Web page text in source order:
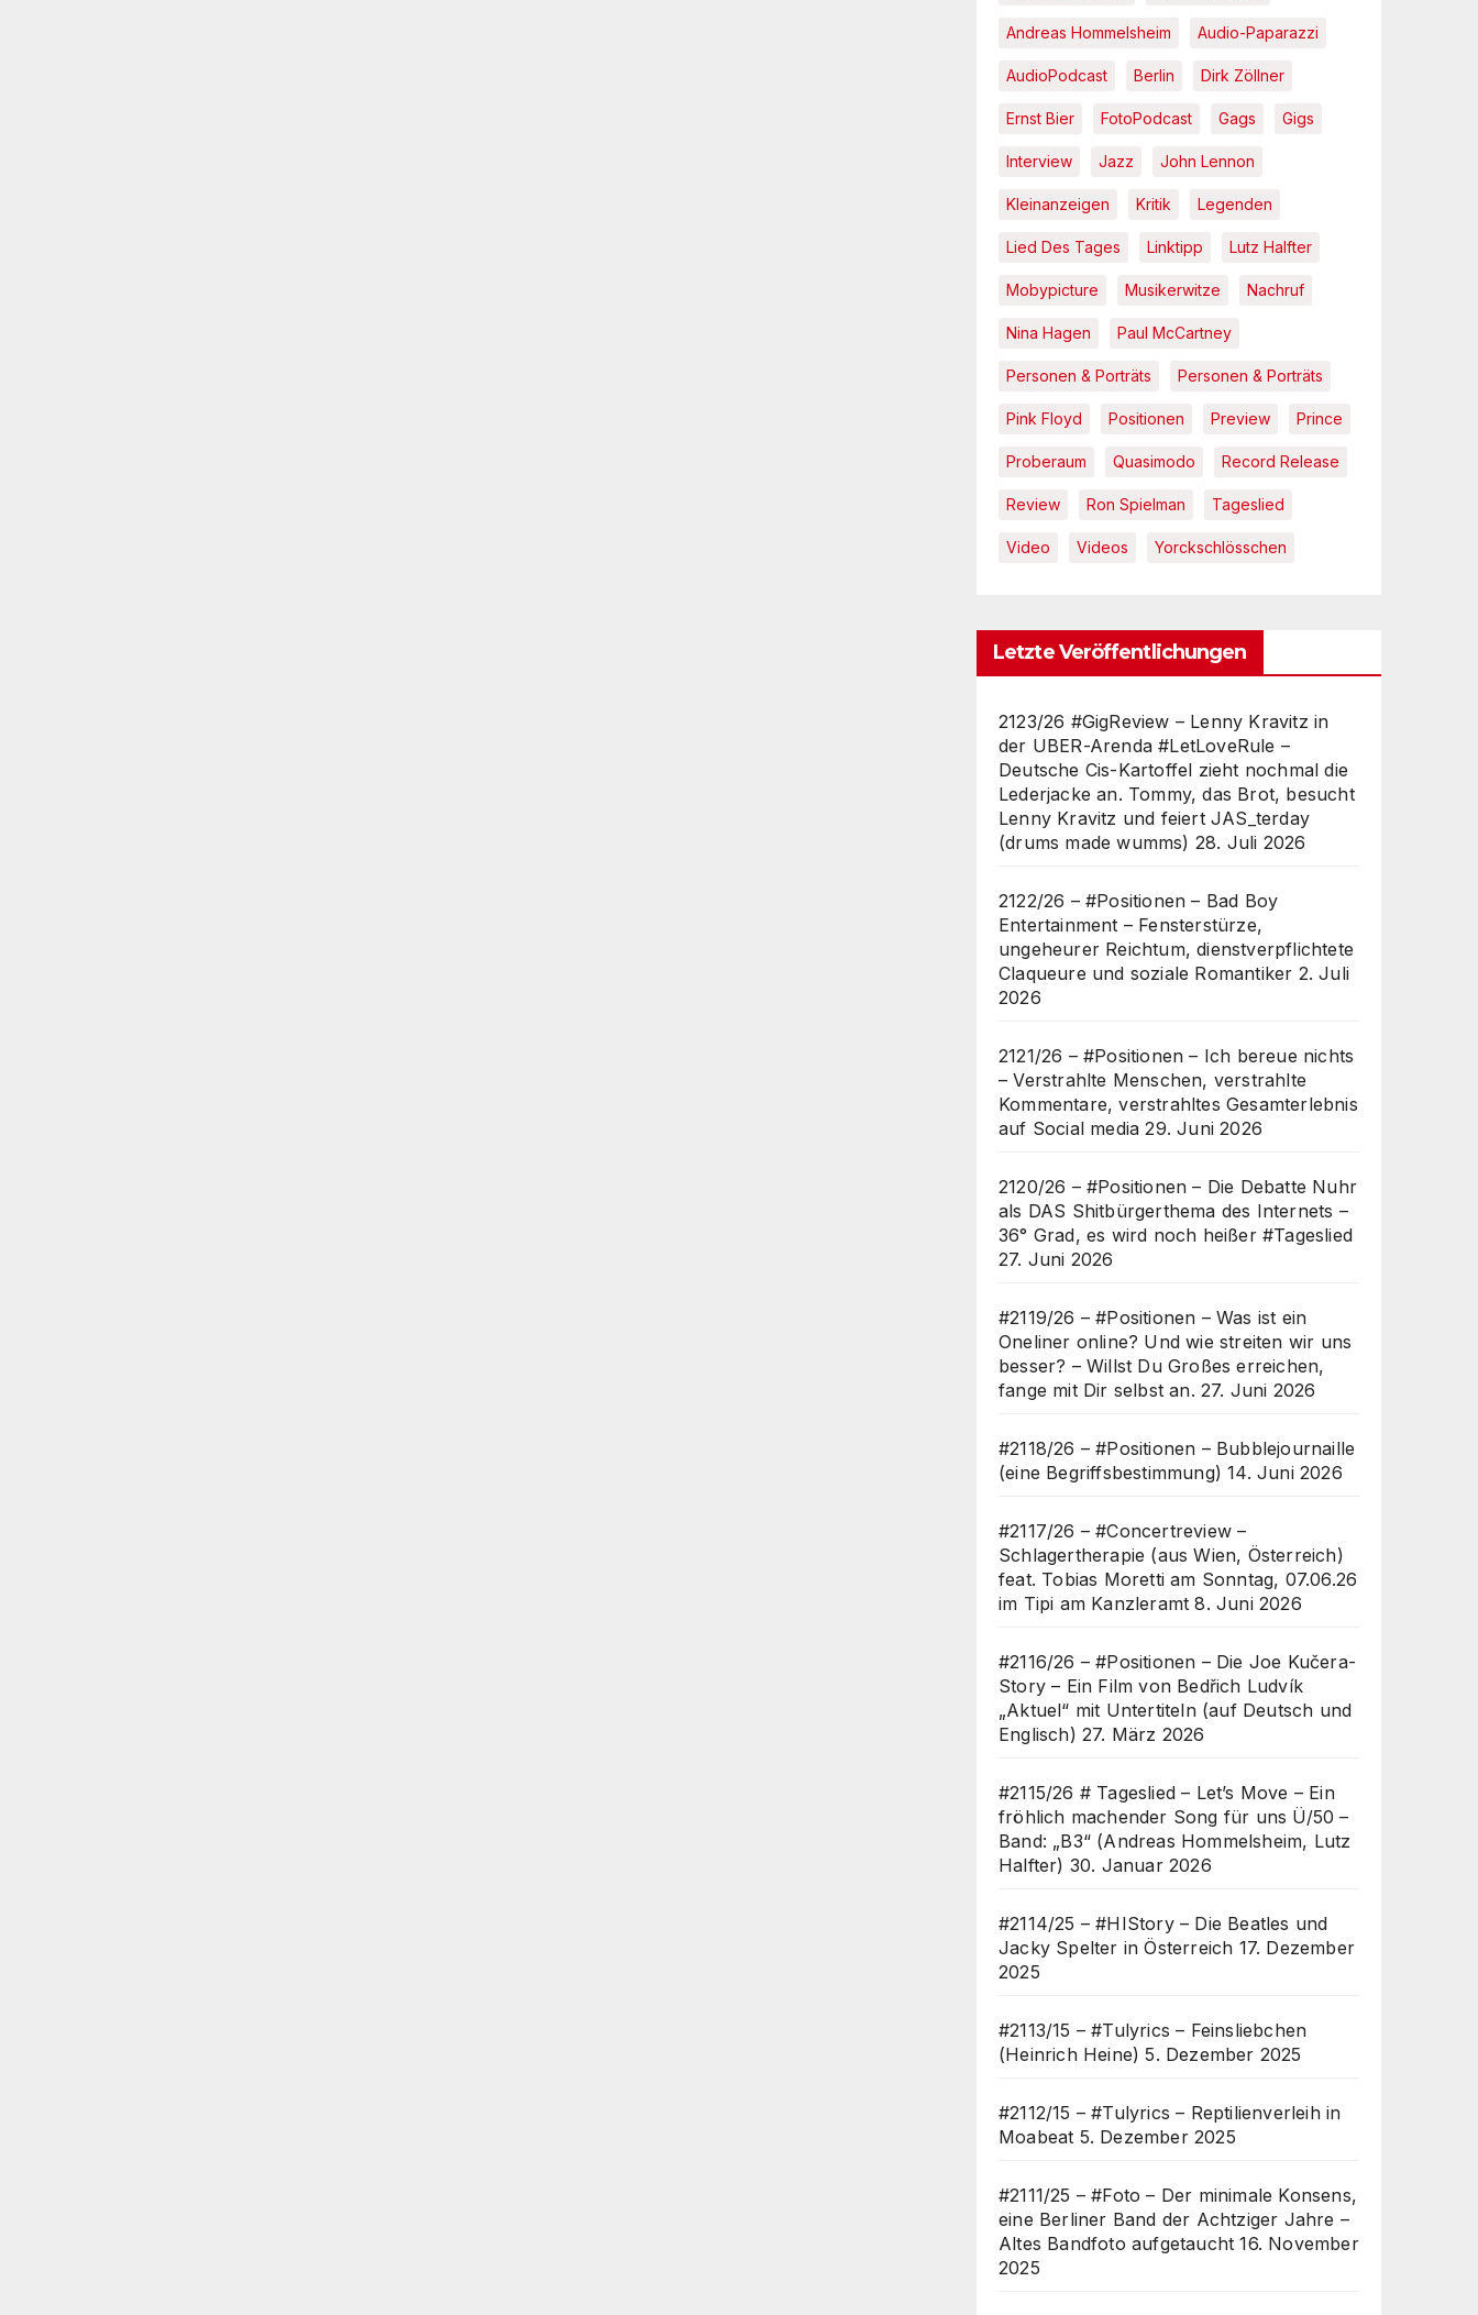
Andreas Hommelsheim Audio-Paparazzi
AudioPodcast Berlin Dirk Zöllner
Ernst Bier FotoPodcast Gags Gigs
Interview Jazz John Lennon
Kleinanzeigen Kritik Legenden
Lied Des Tages Linktipp Lutz Halfter
Mobypicture Musikerwitze Nachruf
Nina Hagen Paul McCartney
Personen & Porträts Personen & Porträts
Pink Floyd Positionen Preview Prince
Proberaum Quasimodo Record Release
Review Ron Spielman Tageslied
Video Videos Yorckschlösschen
Letzte Veröffentlichungen
2123/26 #GigReview – Lenny Kravitz in
der UBER-Arenda #LetLoveRule –
Deutsche Cis-Kartoffel zieht nochmal die
Lederjacke an. Tommy, das Brot, besucht
Lenny Kravitz und feiert JAS_terday
(drums made wumms) 28. Juli 2026
2122/26 – #Positionen – Bad Boy
Entertainment – Fensterstürze,
ungeheurer Reichtum, dienstverpflichtete
Claqueure und soziale Romantiker 2. Juli
2026
2121/26 – #Positionen – Ich bereue nichts
– Verstrahlte Menschen, verstrahlte
Kommentare, verstrahltes Gesamterlebnis
auf Social media 29. Juni 2026
2120/26 – #Positionen – Die Debatte Nuhr
als DAS Shitbürgerthema des Internets –
36° Grad, es wird noch heißer #Tageslied
27. Juni 2026
#2119/26 – #Positionen – Was ist ein
Oneliner online? Und wie streiten wir uns
besser? – Willst Du Großes erreichen,
fange mit Dir selbst an. 27. Juni 2026
#2118/26 – #Positionen – Bubblejournaille
(eine Begriffsbestimmung) 14. Juni 2026
#2117/26 – #Concertreview –
Schlagertherapie (aus Wien, Österreich)
feat. Tobias Moretti am Sonntag, 07.06.26
im Tipi am Kanzleramt 8. Juni 2026
#2116/26 – #Positionen – Die Joe Kučera-
Story – Ein Film von Bedřich Ludvík
„Aktuel“ mit Untertiteln (auf Deutsch und
Englisch) 27. März 2026
#2115/26 # Tageslied – Let’s Move – Ein
fröhlich machender Song für uns Ü/50 –
Band: „B3“ (Andreas Hommelsheim, Lutz
Halfter) 30. Januar 2026
#2114/25 – #HIStory – Die Beatles und
Jacky Spelter in Österreich 17. Dezember
2025
#2113/15 – #Tulyrics – Feinsliebchen
(Heinrich Heine) 5. Dezember 2025
#2112/15 – #Tulyrics – Reptilienverleih in
Moabeat 5. Dezember 2025
#2111/25 – #Foto – Der minimale Konsens,
eine Berliner Band der Achtziger Jahre –
Altes Bandfoto aufgetaucht 16. November
2025